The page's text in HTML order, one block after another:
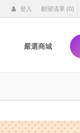
登入 願望清單(0)
嚴選商城